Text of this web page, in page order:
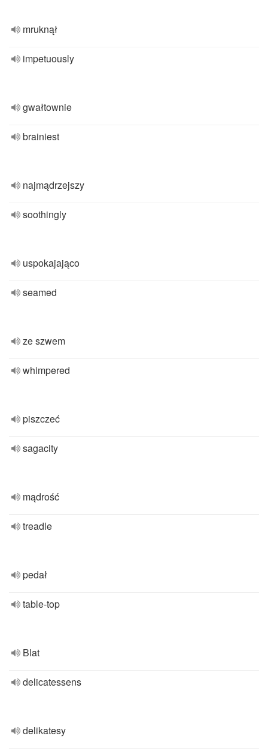
mruknął
impetuously
gwałtownie
brainiest
najmądrzejszy
soothingly
uspokajająco
seamed
ze szwem
whimpered
piszczeć
sagacity
mądrość
treadle
pedał
table-top
Blat
delicatessens
delikatesy